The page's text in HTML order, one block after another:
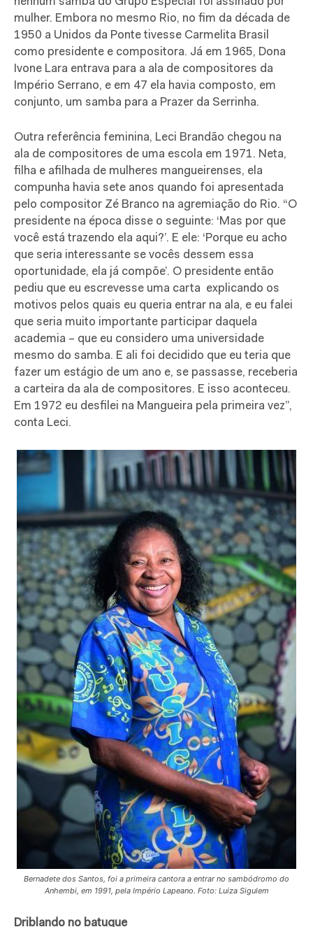
mulher. Embora no mesmo Rio, no fim da década de
1950 a Unidos da Ponte tivesse Carmelita Brasil
como presidente e compositora. Já em 1965, Dona
Ivone Lara entrava para a ala de compositores da
Império Serrano, e em 47 ela havia composto, em
conjunto, um samba para a Prazer da Serrinha.
Outra referência feminina, Leci Brandão chegou na
ala de compositores de uma escola em 1971. Neta,
filha e afilhada de mulheres mangueirenses, ela
compunha havia sete anos quando foi apresentada
pelo compositor Zé Branco na agremiação do Rio. “O
presidente na época disse o seguinte: ‘Mas por que
você está trazendo ela aqui?’. E ele: ‘Porque eu acho
que seria interessante se vocês dessem essa
oportunidade, ela já compõe’. O presidente então
pediu que eu escrevesse uma carta explicando os
motivos pelos quais eu queria entrar na ala, e eu falei
que seria muito importante participar daquela
academia – que eu considero uma universidade
mesmo do samba. E ali foi decidido que eu teria que
fazer um estágio de um ano e, se passasse, receberia
a carteira da ala de compositores. E isso aconteceu.
Em 1972 eu desfilei na Mangueira pela primeira vez”,
conta Leci.
Bernadete dos Santos, foi a primeira cantora a entrar no sambódromo do
Anhembi, em 1991, pela Império Lapeano. Foto: Luiza Sigulem
Driblando no batuque